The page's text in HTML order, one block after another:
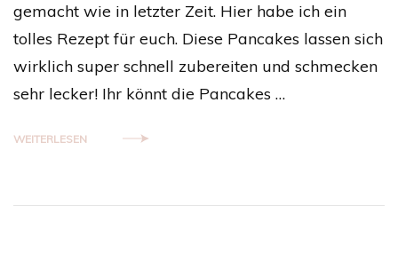
gemacht wie in letzter Zeit. Hier habe ich ein
tolles Rezept für euch. Diese Pancakes lassen sich
wirklich super schnell zubereiten und schmecken
sehr lecker! Ihr könnt die Pancakes …
WEITERLESEN